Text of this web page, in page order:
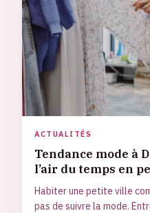
ACTUALITÉS
Tendance mode à
l’air du temps en
Habiter une petite ville
pas de suivre la mode.